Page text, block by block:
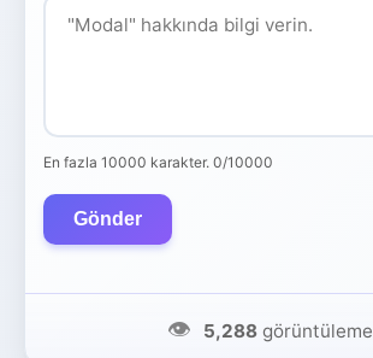
En fazla 10000 karakter. 0/10000
Gönder
👁️ 5,288görüntüleme